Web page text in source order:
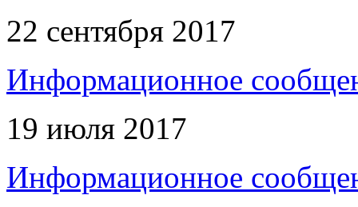
22 сентября 2017
Информационное
19 июля 2017
Информационное